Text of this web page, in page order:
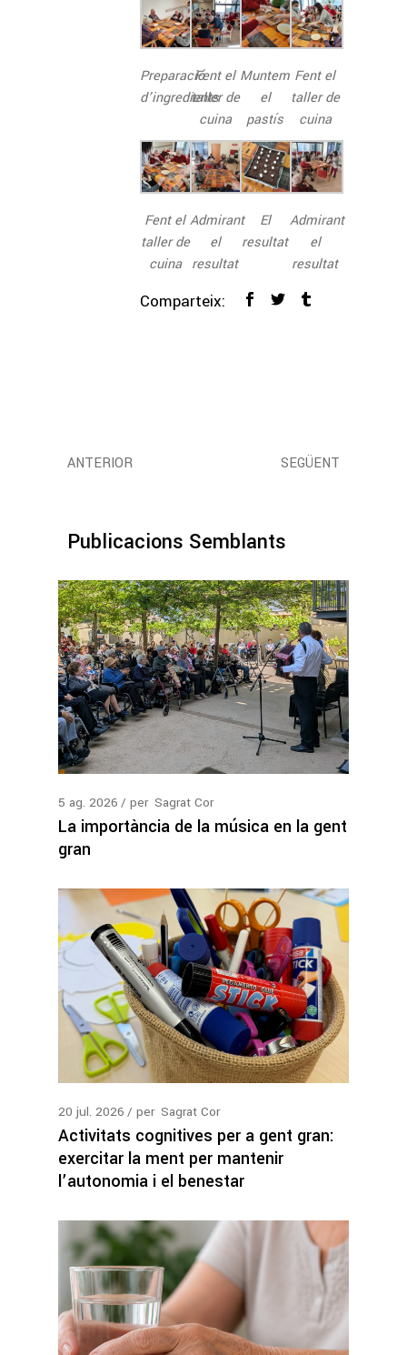
Preparació
d’ingredients
Fent el
taller de
cuina
Muntem
el
pastís
Fent el
taller de
cuina
Fent el
taller de
cuina
Admirant
el
resultat
El
resultat
Admirant
el
resultat
Comparteix:
ANTERIOR SEGÜENT
Publicacions Semblants
5 ag. 2026 per Sagrat Cor
La importància de la música en la gent
gran
20 jul. 2026 per Sagrat Cor
Activitats cognitives per a gent gran:
exercitar la ment per mantenir
l’autonomia i el benestar